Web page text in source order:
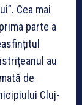
Cea mai
parte a
au
de
Cluj-